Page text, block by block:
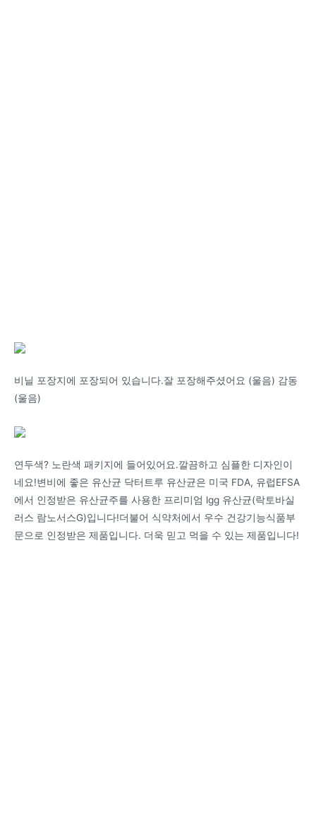
비닐 포장지에 포장되어 있습니다.잘 포장해주셨어요 (울음) 감동
(울음)
연두색? 노란색 패키지에 들어있어요.깔끔하고 심플한 디자인이
네요!변비에 좋은 유산균 닥터트루 유산균은 미국 FDA, 유럽EFSA
에서 인정받은 유산균주를 사용한 프리미엄 lgg 유산균(락토바실
러스 람노서스G)입니다!더불어 식약처에서 우수 건강기능식품부
문으로 인정받은 제품입니다. 더욱 믿고 먹을 수 있는 제품입니다!